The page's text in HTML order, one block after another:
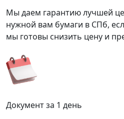
Мы даем гарантию лучшей
нужной вам бумаги в СПб,
мы готовы снизить цену и
Документ за 1 день